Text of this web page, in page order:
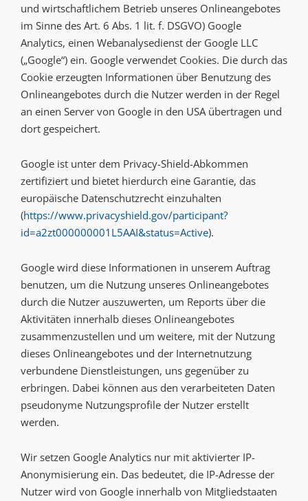
und wirtschaftlichem Betrieb unseres Onlineangebotes
im Sinne des Art. 6 Abs. 1 lit. f. DSGVO) Google
Analytics, einen Webanalysedienst der Google LLC
(„Google“) ein. Google verwendet Cookies. Die durch das
Cookie erzeugten Informationen über Benutzung des
Onlineangebotes durch die Nutzer werden in der Regel
an einen Server von Google in den USA übertragen und
dort gespeichert.
Google ist unter dem Privacy-Shield-Abkommen
zertifiziert und bietet hierdurch eine Garantie, das
europäische Datenschutzrecht einzuhalten
(https://www.privacyshield.gov/participant?
id=a2zt000000001L5AAI&status=Active).
Google wird diese Informationen in unserem Auftrag
benutzen, um die Nutzung unseres Onlineangebotes
durch die Nutzer auszuwerten, um Reports über die
Aktivitäten innerhalb dieses Onlineangebotes
zusammenzustellen und um weitere, mit der Nutzung
dieses Onlineangebotes und der Internetnutzung
verbundene Dienstleistungen, uns gegenüber zu
erbringen. Dabei können aus den verarbeiteten Daten
pseudonyme Nutzungsprofile der Nutzer erstellt
werden.
Wir setzen Google Analytics nur mit aktivierter IP-
Anonymisierung ein. Das bedeutet, die IP-Adresse der
Nutzer wird von Google innerhalb von Mitgliedstaaten